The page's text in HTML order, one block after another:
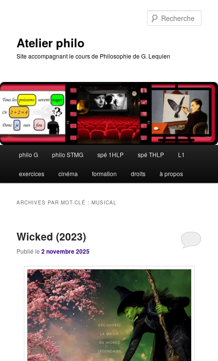
Atelier philo
Site accompagnant le cours de Philosophie de G. Lequien
principal
philo G philo STMG spé 1HLP spé THLP L1
exercices cinéma formation droits à propos
ARCHIVES PAR MOT-CLÉ :MUSICAL
Wicked (2023)
Publié le2 novembre 2025